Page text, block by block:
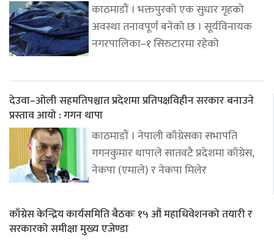
काठमाडौं । भक्तपुरको एक सुधार गृहको
अवस्था तनावपूर्ण बनेको छ । सूर्यविनायक
नगरपालिका–१ सिरुटारमा रहेको
देउवा–ओली सहमतिपश्चात प्रदेशमा प्रतिपक्षविहीन सरकार बनाउने
प्रस्ताव आयो : गगन थापा
काठमाडौं । नेपाली काँग्रेसका सभापति
गगनकुमार थापाले सातवटै प्रदेशमा काँग्रेस,
नेकपा (एमाले) र नेकपा मिलेर
काँग्रेस केन्द्रिय कार्यसमिति बैठकः १५ औं महाधिवेशनको तयारी र
सरकारको समीक्षा मुख्य एजेण्डा